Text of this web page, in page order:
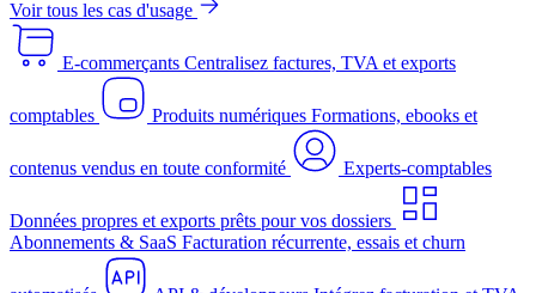
Voir tous les cas d'usage
E-commerçants Centralisez factures, TVA et exports
comptables Produits numériques Formations, ebooks et
contenus vendus en toute conformité Experts-comptables
Données propres et exports prêts pour vos dossiers
Abonnements & SaaS Facturation récurrente, essais et churn